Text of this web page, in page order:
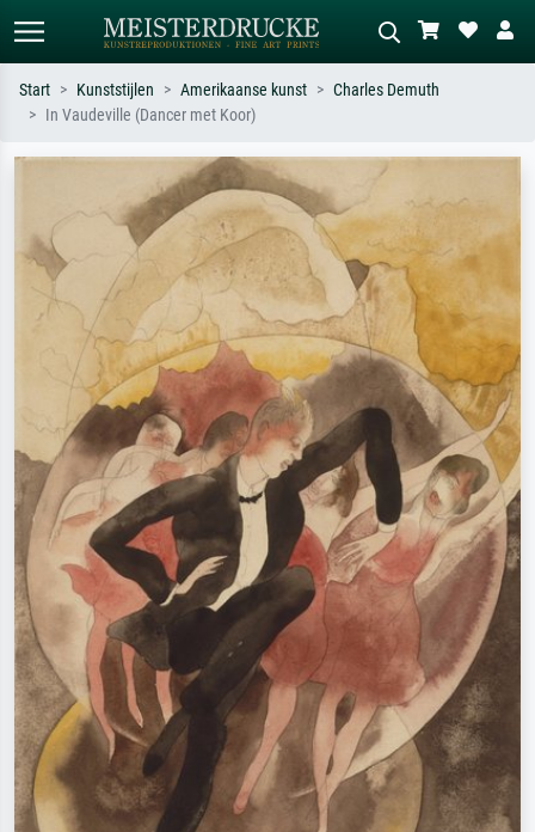
Zoek op kunstenaar, titel of stijl – bijv.
Monet, Sterrennacht, impressionisme,
Hokusai-golf, naakt.
Beschrijf de scène – bijv. groene
weide, abstract met veel rood, donker
olieverfschilderij, staand naakt naast
een boom.
Start Kunststijlen Amerikaanse kunst
Charles Demuth
In Vaudeville (Dancer met Koor)